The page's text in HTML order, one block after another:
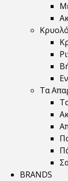
Τα
BRANDS